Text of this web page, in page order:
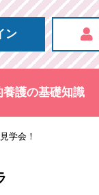
ン
養護の基礎知識
学会！